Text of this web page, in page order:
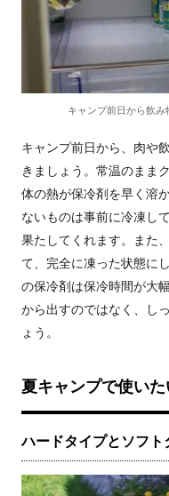
キャンプ前日から飲み
キャンプ前日から、肉や
きましょう。常温のまま
体の熱が保冷剤を早く溶
ないものは事前に冷凍し
果たしてくれます。また
て、完全に凍った状態に
の保冷剤は保冷時間が大
から出すのではなく、し
ょう。
夏キャンプで使い
ハードタイプとソフ